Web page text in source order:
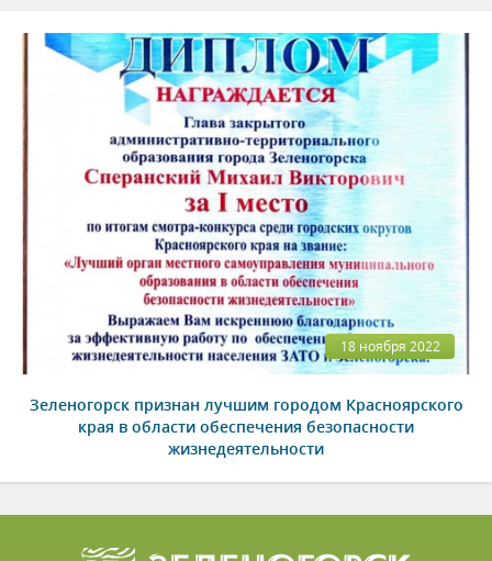
18 ноября 2022
Зеленогорск признан лучшим городом Красноярского
края в области обеспечения безопасности
жизнедеятельности